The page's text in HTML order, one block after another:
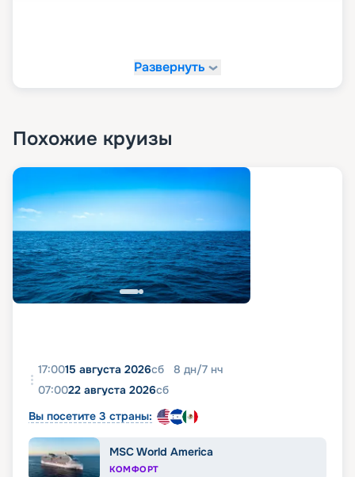
Четыре эксклюзивных флагманских бутика от
Развернуть
Похожие круизы
17:0015 августа 2026сб 8 дн/7 нч
07:0022 августа 2026сб
Вы посетите 3 страны:
MSC World America
КОМФОРТ